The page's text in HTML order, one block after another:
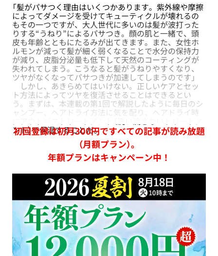
「髪がパサつく理由はいくつかあります。紫外線や摩擦
によってダメージを受けてキューティクルが壊れるの
もその一つですが、大人世代に多いのは髪が波打った
りする“うねり”によるパサつき。顔の肌と一緒で、頭
皮も年齢とともにたるみが出てきます。また、女性ホ
ルモンが減って髪が細く弱くなることで水分の保持力
が減り、皮脂分泌量も低下して天然のコーティングが
失われてしまう。こうなると髪がうねりやすくなり、
ツヤがなくなってパサつきが加速してしまうのです」
しかし、あきらめてはいけない。正しいケアとセッ
ト方法によってツヤを復活させることはできるとい
う。まずは、本連載の第1回で解説したように毎日のシ
ャンプー、ヘアドライ方法に気を配り、ヘアドライ時
ント）で保湿することだ。
初回登録は初月300円ですべての記事が読み放題
（月額プラン）。
年額プランはキャンペーン中！